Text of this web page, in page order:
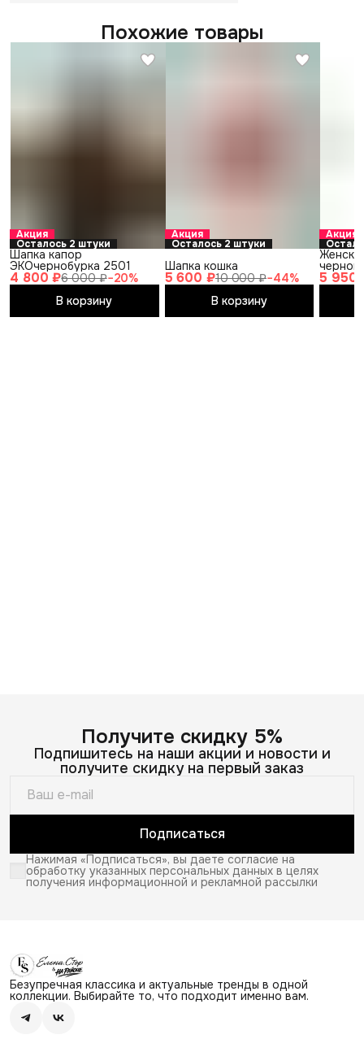
Похожие товары
Акция
Осталось 2 штуки
4 800 ₽6 000 ₽−20%
Шапка капор
ЭКОчернобурка 2501
В корзину
Акция
Осталось 2 штуки
5 600 ₽10 000 ₽−44%
Шапка кошка
В корзину
Акция
5 950
Получите скидку 5%
Подпишитесь на наши акции и новости и
получите скидку на первый заказ
Подписаться
Нажимая «Подписаться», вы даете согласие на
обработку указанных персональных данных в целях
получения информационной и рекламной рассылки
Безупречная классика и актуальные тренды в одной
коллекции. Выбирайте то, что подходит именно вам.